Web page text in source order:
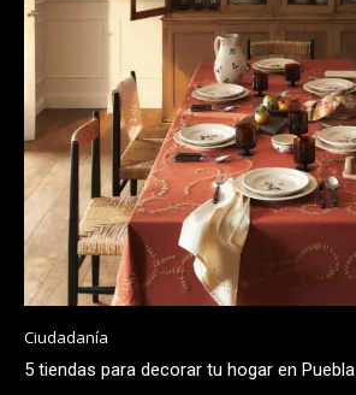
Ciudadanía
5 tiendas para decorar tu hogar en Puebla